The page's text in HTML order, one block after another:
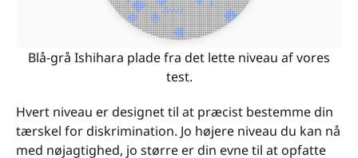
Blå-grå Ishihara plade fra det lette niveau af vores
test.
Hvert niveau er designet til at præcist bestemme din
tærskel for diskrimination. Jo højere niveau du kan nå
med nøjagtighed, jo større er din evne til at opfatte